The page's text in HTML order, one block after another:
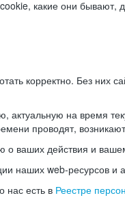
какие они бывают,
корректно. Без них
на время
проводят,
ваших действия и
web-ресурсов и
нас есть в Реестре